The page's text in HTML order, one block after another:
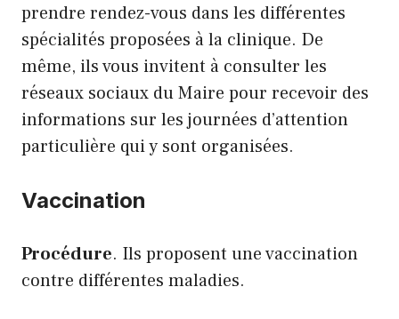
prendre rendez-vous dans les différentes
spécialités proposées à la clinique. De
même, ils vous invitent à consulter les
réseaux sociaux du Maire pour recevoir des
informations sur les journées d’attention
particulière qui y sont organisées.
Vaccination
Procédure. Ils proposent une vaccination
contre différentes maladies.